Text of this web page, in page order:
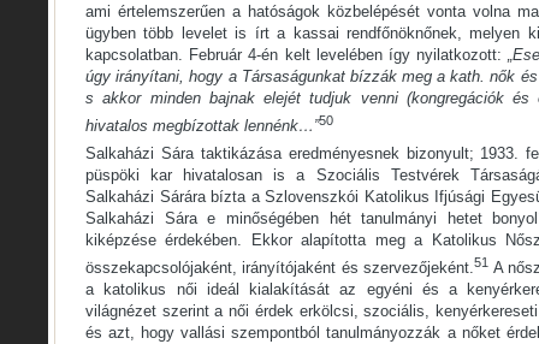
ami értelemszerűen a hatóságok közbelépését vonta volna
ügyben több levelet is írt a kassai rendfőnöknőnek, melyen
kapcsolatban. Február 4-én kelt levelében így nyilatkozott:
úgy irányítani, hogy a Társaságunkat bízzák meg a kath. nők
s akkor minden bajnak elejét tudjuk venni (kongregációk és
hivatalos megbízottak lennénk…”50
Salkaházi Sára taktikázása eredményesnek bizonyult; 1933.
püspöki kar hivatalosan is a Szociális Testvérek
Salkaházi Sárára bízta a Szlovenszkói Katolikus Ifjúsági
Salkaházi Sára e minőségében hét tanulmányi hetet
kiképzése érdekében. Ekkor alapította meg a Katolikus
összekapcsolójaként, irányítójaként és szervezőjeként.51 A
a katolikus női ideál kialakítását az egyéni és a
világnézet szerint a női érdek erkölcsi, szociális,
és azt, hogy vallási szempontból tanulmányozzák a nőket